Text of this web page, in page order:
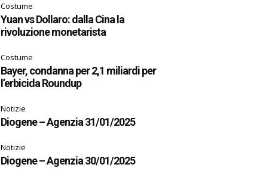
Costume
Yuan vs Dollaro: dalla Cina la
rivoluzione monetarista
Costume
Bayer, condanna per 2,1 miliardi per
l’erbicida Roundup
Notizie
Diogene – Agenzia 31/01/2025
Notizie
Diogene – Agenzia 30/01/2025